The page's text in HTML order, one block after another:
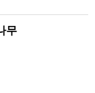
무